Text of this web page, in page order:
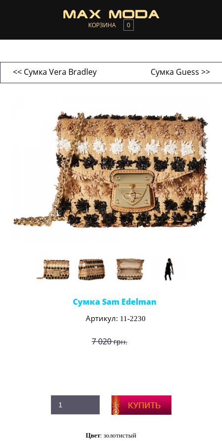
КОРЗИНА 0
<< Сумка Vera Bradley Сумка Guess >>
Сумка Sam Edelman
Артикул: 11-2230
7 020грн.
Цвет: золотистый